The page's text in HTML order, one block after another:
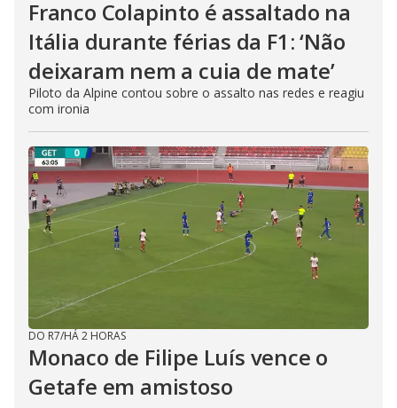
Franco Colapinto é assaltado na
Itália durante férias da F1: ‘Não
deixaram nem a cuia de mate’
Piloto da Alpine contou sobre o assalto nas redes e reagiu
com ironia
DO R7/HÁ 2 HORAS
Monaco de Filipe Luís vence o
Getafe em amistoso